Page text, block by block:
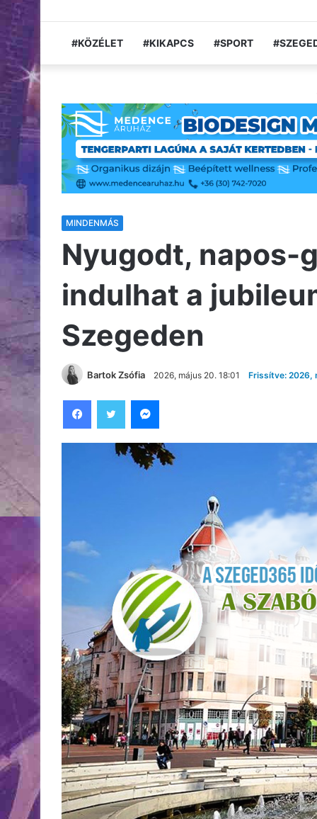
#KÖZÉLET #KIKAPCS #SPORT
MINDENMÁS
Nyugodt, napos-
indulhat a
Szegeden
Bartok Zsófia 2026, május 20. 18:01 Frissítve: 2026,